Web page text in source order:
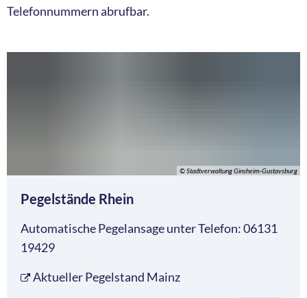
Telefonnummern abrufbar.
© Stadtverwaltung Ginsheim-Gustavsburg
Pegelstände Rhein
Automatische Pegelansage unter Telefon: 06131
19429
Aktueller Pegelstand Mainz